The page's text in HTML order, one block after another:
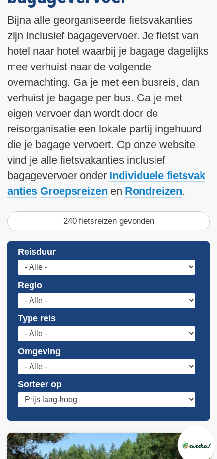
Bijna alle georganiseerde fietsvakanties
zijn inclusief bagagevervoer. Je fietst van
hotel naar hotel waarbij je bagage dagelijks
mee verhuist naar de volgende
overnachting. Ga je met een busreis, dan
verhuist je bagage per bus. Ga je met
eigen vervoer dan wordt door de
reisorganisatie een lokale partij ingehuurd
die je bagage vervoert. Op onze website
vind je alle fietsvakanties inclusief
bagagevervoer onder Individuele fietsvak
anties Groepsreizen en Rondreizen.
240 fietsreizen gevonden
Reisduur
Regio
Type reis
Omgeving
Sorteer op